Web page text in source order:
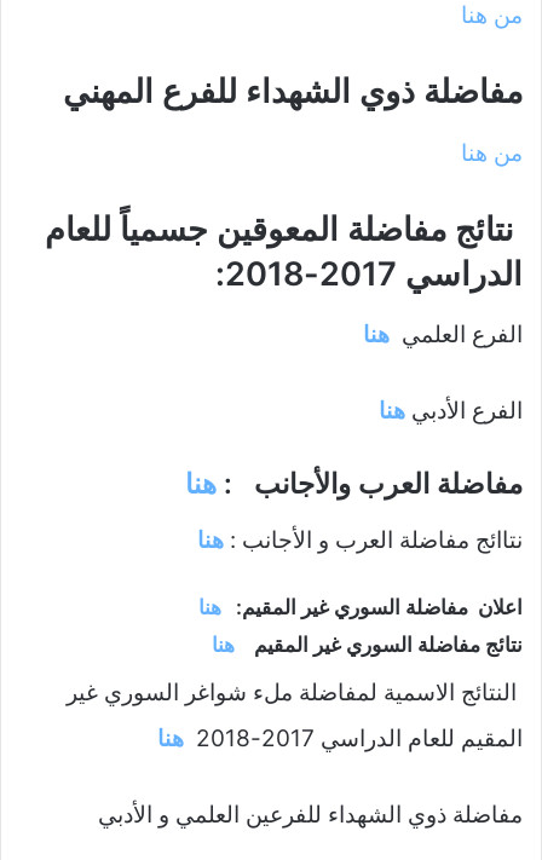
من هنا
مفاضلة ذوي الشهداء للفرع المهني
من هنا
نتائج مفاضلة المعوقين جسمياً للعام
الدراسي 2017-2018:
الفرع العلمي هنا
الفرع الأدبي هنا
مفاضلة العرب والأجانب : هنا
نتاائج مفاضلة العرب و الأجانب : هنا
اعلان مفاضلة السوري غير المقيم: هنا
نتائج مفاضلة السوري غير المقيم هنا
النتائج الاسمية لمفاضلة ملء شواغر السوري غير
المقيم للعام الدراسي 2017-2018
هنا
مفاضلة ذوي الشهداء للفرعين العلمي و الأدبي